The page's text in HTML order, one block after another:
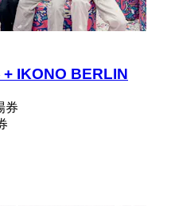
IKONO BERLIN
券